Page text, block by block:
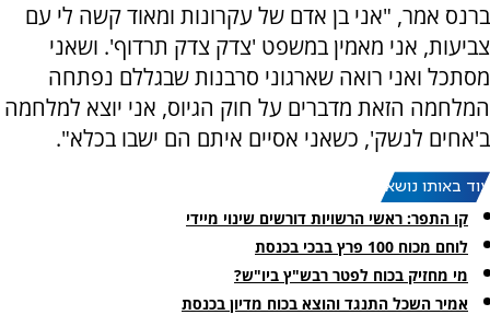
ברנס אמר, "אני בן אדם של עקרונות ומאוד קשה לי עם
צביעות, אני מאמין במשפט 'צדק צדק תרדוף'. ושאני
מסתכל ואני רואה שארגוני סרבנות שבגללם נפתחה
המלחמה הזאת מדברים על חוק הגיוס, אני יוצא למלחמה
ב'אחים לנשק', כשאני אסיים איתם הם ישבו בכלא".
עוד באותו נושא:
קו התפר: ראשי הרשויות דורשים שינוי מיידי
לוחם מכוח 100 פרץ בבכי בכנסת
מי מחזיק בכוח לפטר רבש"ץ ביו"ש?
אמיר השכל התנגד והוצא בכוח מדיון בכנסת